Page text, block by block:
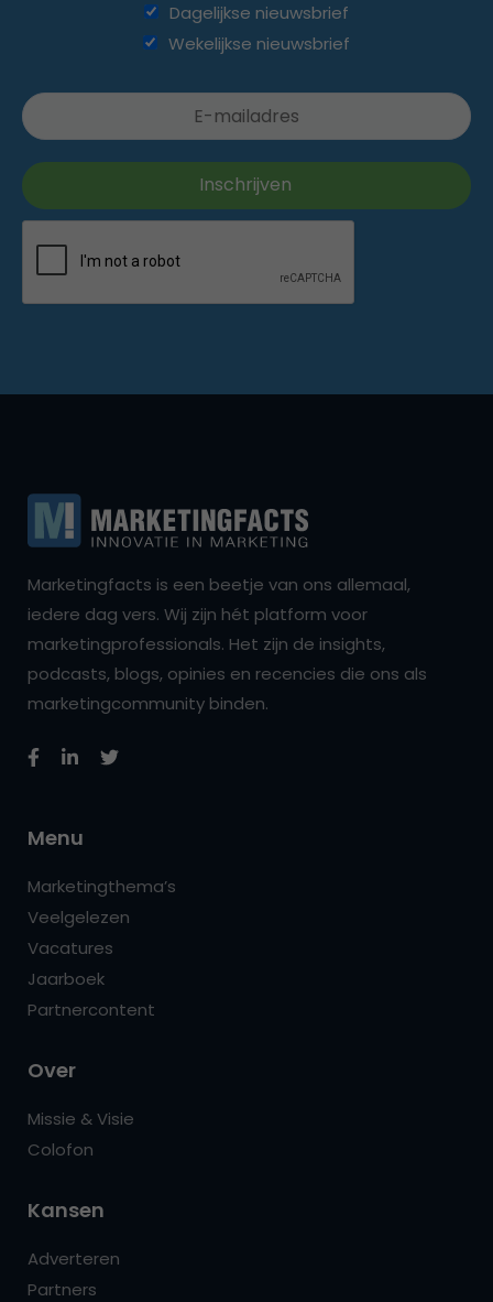
Dagelijkse nieuwsbrief
Wekelijkse nieuwsbrief
Marketingfacts is een beetje van ons allemaal,
iedere dag vers. Wij zijn hét platform voor
marketingprofessionals. Het zijn de insights,
podcasts, blogs, opinies en recencies die ons als
marketingcommunity binden.
Menu
Marketingthema’s
Veelgelezen
Vacatures
Jaarboek
Partnercontent
Over
Missie & Visie
Colofon
Kansen
Adverteren
Partners